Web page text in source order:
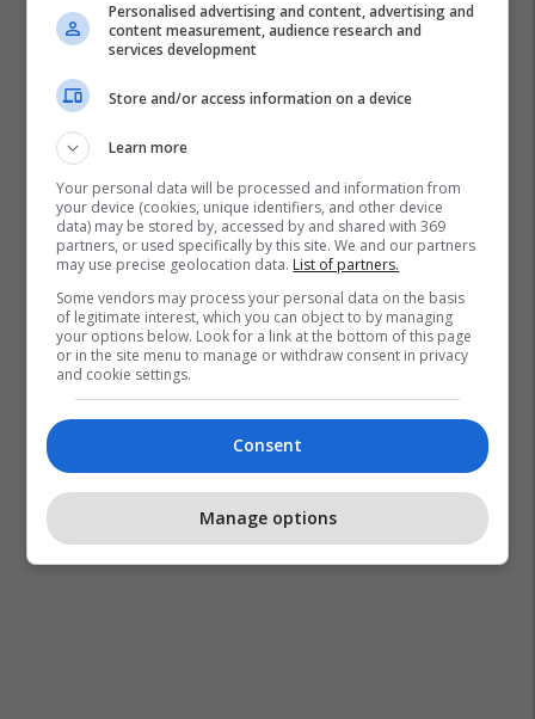
Personalised advertising and content, advertising and
content measurement, audience research and
services development
Store and/or access information on a device
Learn more
Your personal data will be processed and information from
your device (cookies, unique identifiers, and other device
data) may be stored by, accessed by and shared with 369
partners, or used specifically by this site. We and our partners
may use precise geolocation data. List of partners.
Some vendors may process your personal data on the basis
of legitimate interest, which you can object to by managing
your options below. Look for a link at the bottom of this page
or in the site menu to manage or withdraw consent in privacy
and cookie settings.
Consent
Manage options